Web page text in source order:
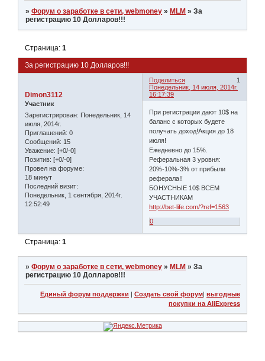
»Форум о заработке в сети, webmoney » MLM »За
регистрацию 10 Долларов!!!
За регистрацию 10 Долларов!!!
Страница:1
Поделиться
1
Понедельник, 14 июля, 2014г.
16:17:39
Dimon3112
Участник
Зарегистрирован: Понедельник, 14
июля, 2014г.
Приглашений: 0
Сообщений: 15
Уважение: [+0/-0]
Позитив: [+0/-0]
Провел на форуме:
18 минут
Последний визит:
Понедельник, 1 сентября, 2014г.
12:52:49
При регистрации дают 10$ на
баланс с которых будете
получать доход!Акция до 18
июля!
Ежедневно до 15%.
Реферальная 3 уровня:
20%-10%-3% от прибыли
реферала!!
БОНУСНЫЕ 10$ ВСЕМ
УЧАСТНИКАМ
http://bet-life.com/?ref=1563
0
Страница:1
»Форум о заработке в сети, webmoney » MLM »За
регистрацию 10 Долларов!!!
Единый форум поддержки | Создать свой форум| выгодные
покупки на AliExpress